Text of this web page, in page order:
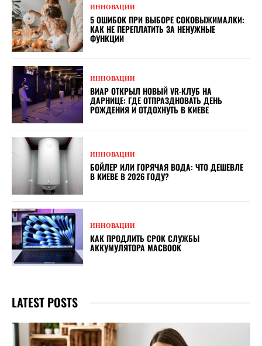
ИННОВАЦИИ
5 ОШИБОК ПРИ ВЫБОРЕ СОКОВЫЖИМАЛКИ:
КАК НЕ ПЕРЕПЛАТИТЬ ЗА НЕНУЖНЫЕ
ФУНКЦИИ
ИННОВАЦИИ
ВИАР ОТКРЫЛ НОВЫЙ VR-КЛУБ НА
ДАРНИЦЕ: ГДЕ ОТПРАЗДНОВАТЬ ДЕНЬ
РОЖДЕНИЯ И ОТДОХНУТЬ В КИЕВЕ
ИННОВАЦИИ
БОЙЛЕР ИЛИ ГОРЯЧАЯ ВОДА: ЧТО ДЕШЕВЛЕ
В КИЕВЕ В 2026 ГОДУ?
ИННОВАЦИИ
КАК ПРОДЛИТЬ СРОК СЛУЖБЫ
АККУМУЛЯТОРА MACBOOK
LATEST POSTS